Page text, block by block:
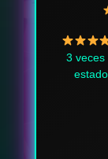
3 veces